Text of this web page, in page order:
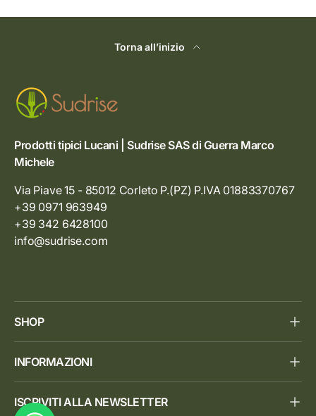
Torna all’inizio
Prodotti tipici Lucani | Sudrise SAS di Guerra Marco
Michele
Via Piave 15 - 85012 Corleto P.(PZ) P.IVA 01883370767
+39 0971 963949
+39 342 6428100
info@sudrise.com
SHOP
INFORMAZIONI
ISCRIVITI ALLA NEWSLETTER